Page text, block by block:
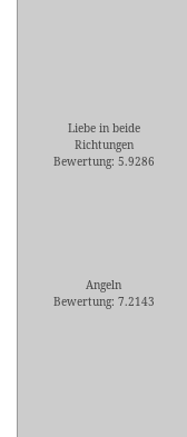
Liebe in beide
Richtungen
Bewertung: 5.9286
Angeln
Bewertung: 7.2143